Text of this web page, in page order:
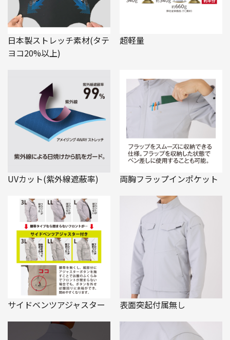
日本製ストレッチ素材(タテ
ヨコ20%以上)
超軽量
UVカット(紫外線遮蔽率) 両胸フラップインポケット
サイドベンツアジャスター 表面突起付属無し